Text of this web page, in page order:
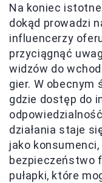
Na koniec
dokąd prowadzi
influencerzy
przyciągnąć
widzów do
gier. W obecnym
gdzie dostęp do
działania staje
jako
bezpieczeństwo
pułapki, które